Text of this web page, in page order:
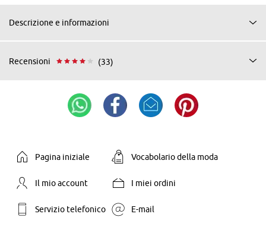
Descrizione e informazioni
Recensioni (33)
Pagina iniziale Vocabolario della moda
Il mio account I miei ordini
Servizio telefonico E-mail